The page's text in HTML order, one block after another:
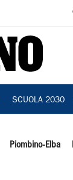
SCUOLA 2030
Piombino-Elba